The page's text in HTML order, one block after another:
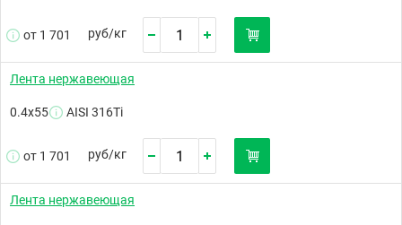
от 1 701 руб/кг
Лента нержавеющая
0.4х55 AISI 316Ti
от 1 701 руб/кг
Лента нержавеющая